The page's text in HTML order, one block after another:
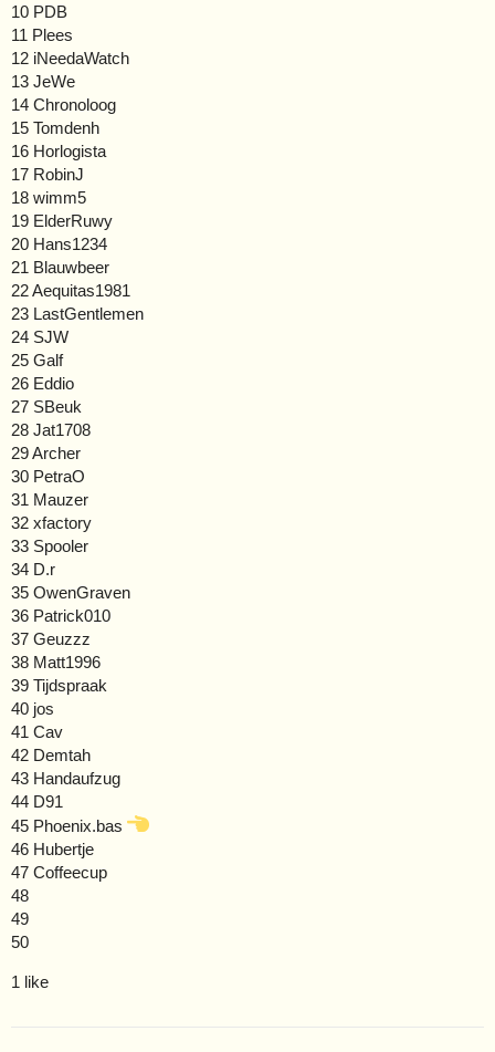
10 PDB
11 Plees
12 iNeedaWatch
13 JeWe
14 Chronoloog
15 Tomdenh
16 Horlogista
17 RobinJ
18 wimm5
19 ElderRuwy
20 Hans1234
21 Blauwbeer
22 Aequitas1981
23 LastGentlemen
24 SJW
25 Galf
26 Eddio
27 SBeuk
28 Jat1708
29 Archer
30 PetraO
31 Mauzer
32 xfactory
33 Spooler
34 D.r
35 OwenGraven
36 Patrick010
37 Geuzzz
38 Matt1996
39 Tijdspraak
40 jos
41 Cav
42 Demtah
43 Handaufzug
44 D91
45 Phoenix.bas
46 Hubertje
47 Coffeecup
48
49
50
1 like